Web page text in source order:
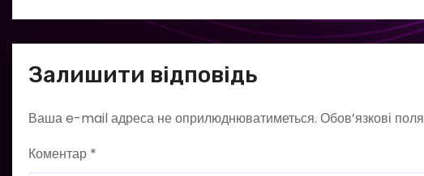
Залишити відповідь
Ваша e-mail адреса не оприлюднюватиметься. Обов’язкові
Коментар *